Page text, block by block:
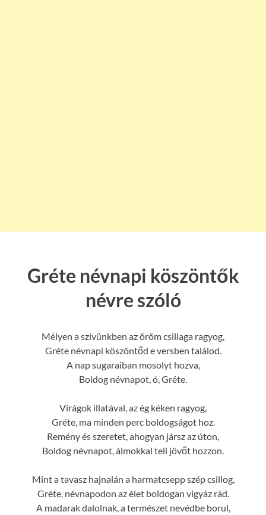
Gréte névnapi köszöntők
névre szóló
Mélyen a szívünkben az öröm csillaga ragyog,
Gréte névnapi köszöntőd e versben találod.
A nap sugaraiban mosolyt hozva,
Boldog névnapot, ó, Gréte.
Virágok illatával, az ég kéken ragyog,
Gréte, ma minden perc boldogságot hoz.
Remény és szeretet, ahogyan jársz az úton,
Boldog névnapot, álmokkal teli jövőt hozzon.
Mint a tavasz hajnalán a harmatcsepp szép csillog,
Gréte, névnapodon az élet boldogan vigyáz rád.
A madarak dalolnak, a természet nevédbe borul,